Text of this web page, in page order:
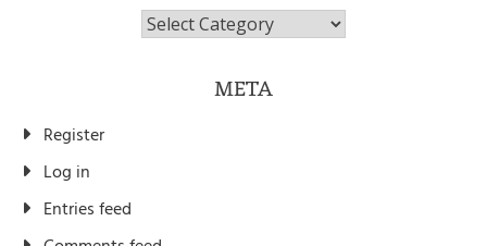
विभाग/Categories
META
Register
Log in
Entries feed